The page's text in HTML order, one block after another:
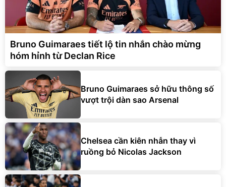
Bruno Guimaraes tiết lộ tin nhắn chào mừng
hóm hỉnh từ Declan Rice
Bruno Guimaraes sở hữu thông số
vượt trội dàn sao Arsenal
Chelsea cần kiên nhẫn thay vì
ruồng bỏ Nicolas Jackson